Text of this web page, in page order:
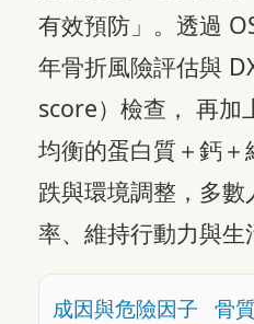
有效預防」。透過
年骨折風險評估與
score）檢查， 再加
均衡的蛋白質＋鈣
跌與環境調整，多
率、維持行動力與生
成因與危險因子
骨